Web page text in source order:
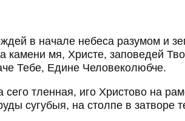
в начале небеса разумом и
камени мя, Христе, заповедей
Тебе, Едине Человеколюбче.
сего тленная, иго Христово на
сугубыя, на столпе в затворе